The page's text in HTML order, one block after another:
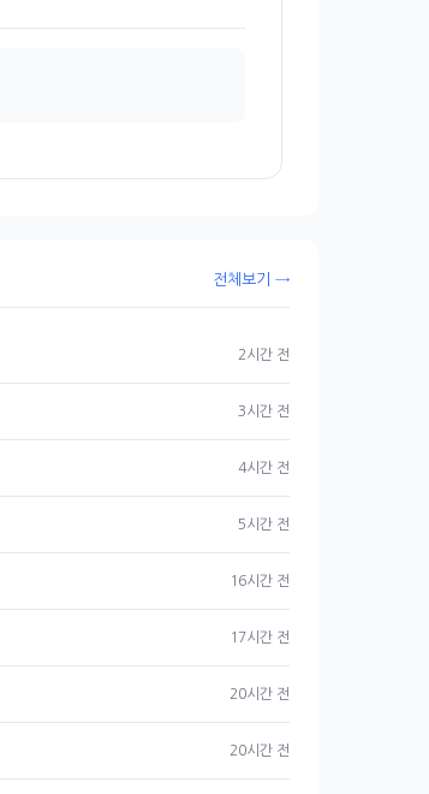
전체보기 →
2시간 전
3시간 전
4시간 전
5시간 전
16시간 전
17시간 전
20시간 전
20시간 전